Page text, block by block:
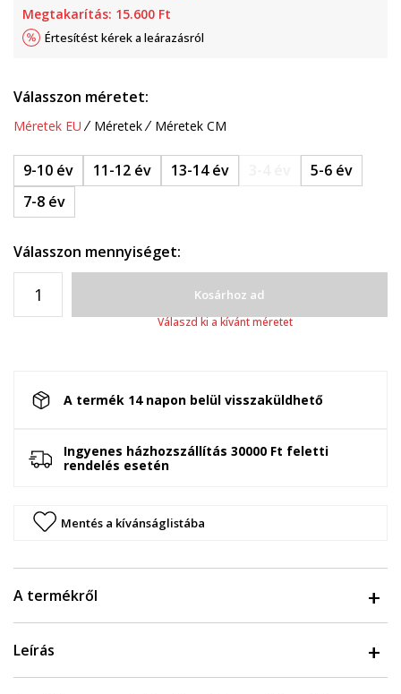
Megtakarítás: 15.600 Ft
Értesítést kérek a leárazásról
Válasszon méretet:
Méretek EU Méretek Méretek CM
9-10 év 11-12 év 13-14 év
5-6 év
7-8 év
Válasszon mennyiséget:
Kosárhoz ad
Válaszd ki a kívánt méretet
A termék 14 napon belül visszaküldhető
Ingyenes házhozszállítás 30000 Ft feletti
rendelés esetén
Mentés a kívánságlistába
A termékről
Leírás